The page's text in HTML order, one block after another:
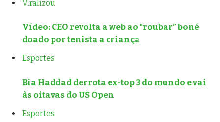
Viralizou
Vídeo: CEO revolta a web ao “roubar” boné
doado por tenista a criança
Esportes
Bia Haddad derrota ex-top 3 do mundo e vai
às oitavas do US Open
Esportes